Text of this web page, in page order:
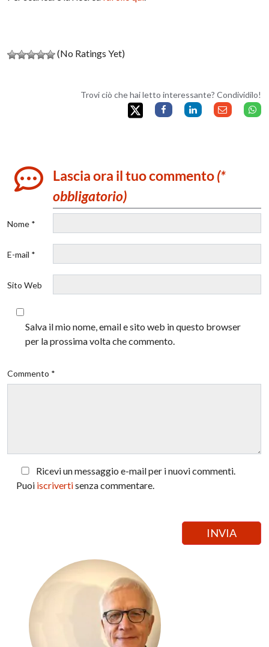
(No Ratings Yet)
Trovi ciò che hai letto interessante? Condividilo!
Lascia ora il tuo commento(*
obbligatorio)
Nome *
E-mail *
Sito Web
Salva il mio nome, email e sito web in questo browser
per la prossima volta che commento.
Commento *
Ricevi un messaggio e-mail per i nuovi commenti.
Puoi iscrivertisenza commentare.